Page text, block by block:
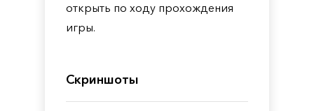
открыть по ходу прохождения
игры.
Скриншоты